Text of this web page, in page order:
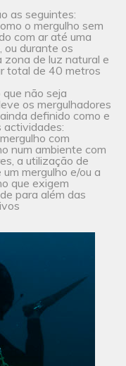
as seguintes:
o mergulho sem
com ar até uma
ou durante os
de luz natural e
total de 40 metros
não seja
os mergulhadores
definido como e
actividades:
com
num ambiente com
a utilização de
mergulho e/ou a
que exigem
para além das